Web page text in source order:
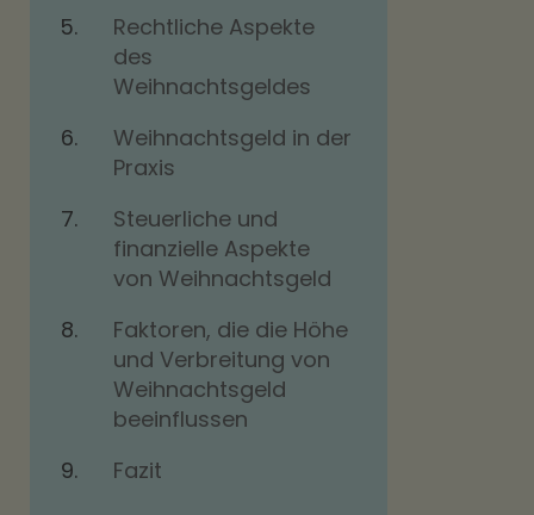
Rechtliche Aspekte
des
Weihnachtsgeldes
Weihnachtsgeld in der
Praxis
Steuerliche und
finanzielle Aspekte
von Weihnachtsgeld
Faktoren, die die Höhe
und Verbreitung von
Weihnachtsgeld
beeinflussen
Fazit